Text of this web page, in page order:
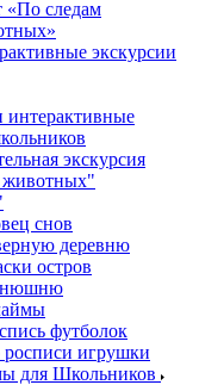
«По следам
экскурсии
интерактивные
экскурсия
снов
деревню
остров
футболок
росписи игрушки
для Школьников